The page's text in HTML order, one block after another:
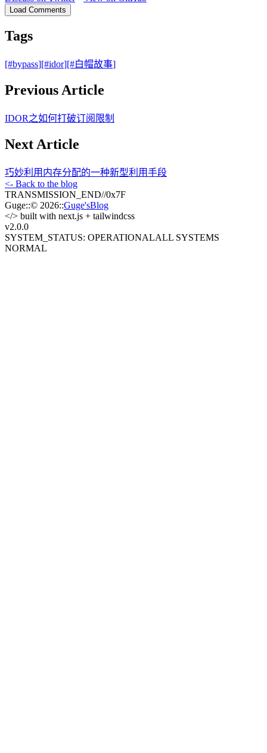
Load Comments
Tags
[#bypass][#idor][#白帽故事]
Previous Article
IDOR之如何打破订阅限制
Next Article
巧妙利用内存分配的一种新型利用手段
<- Back to the blog
TRANSMISSION_END//0x7F
Guge::© 2026::Guge'sBlog
</> built with next.js + tailwindcss
v2.0.0
SYSTEM_STATUS: OPERATIONALALL SYSTEMS
NORMAL